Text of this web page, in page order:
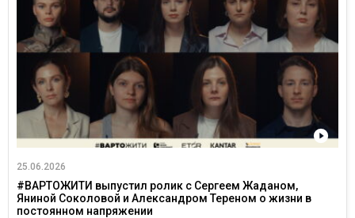
25.06.2026
#ВАРТОЖИТИ выпустил ролик с Сергеем Жаданом,
Яниной Соколовой и Александром Тереном о жизни в
постоянном напряжении